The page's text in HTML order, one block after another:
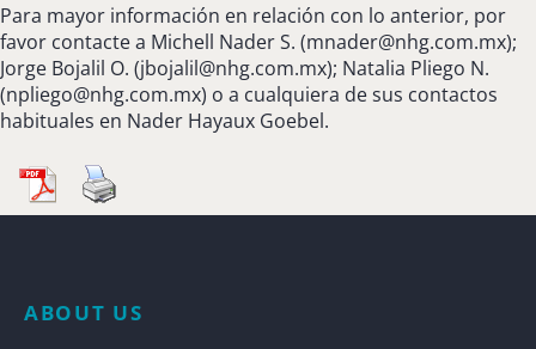
Para mayor información en relación con lo anterior, por
favor contacte a Michell Nader S. (mnader@nhg.com.mx);
Jorge Bojalil O. (jbojalil@nhg.com.mx); Natalia Pliego N.
(npliego@nhg.com.mx) o a cualquiera de sus contactos
habituales en Nader Hayaux Goebel.
ABOUT US